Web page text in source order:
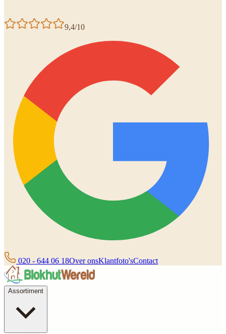
9,4/10
020 - 644 06 18Over onsKlantfoto'sContact
Assortiment